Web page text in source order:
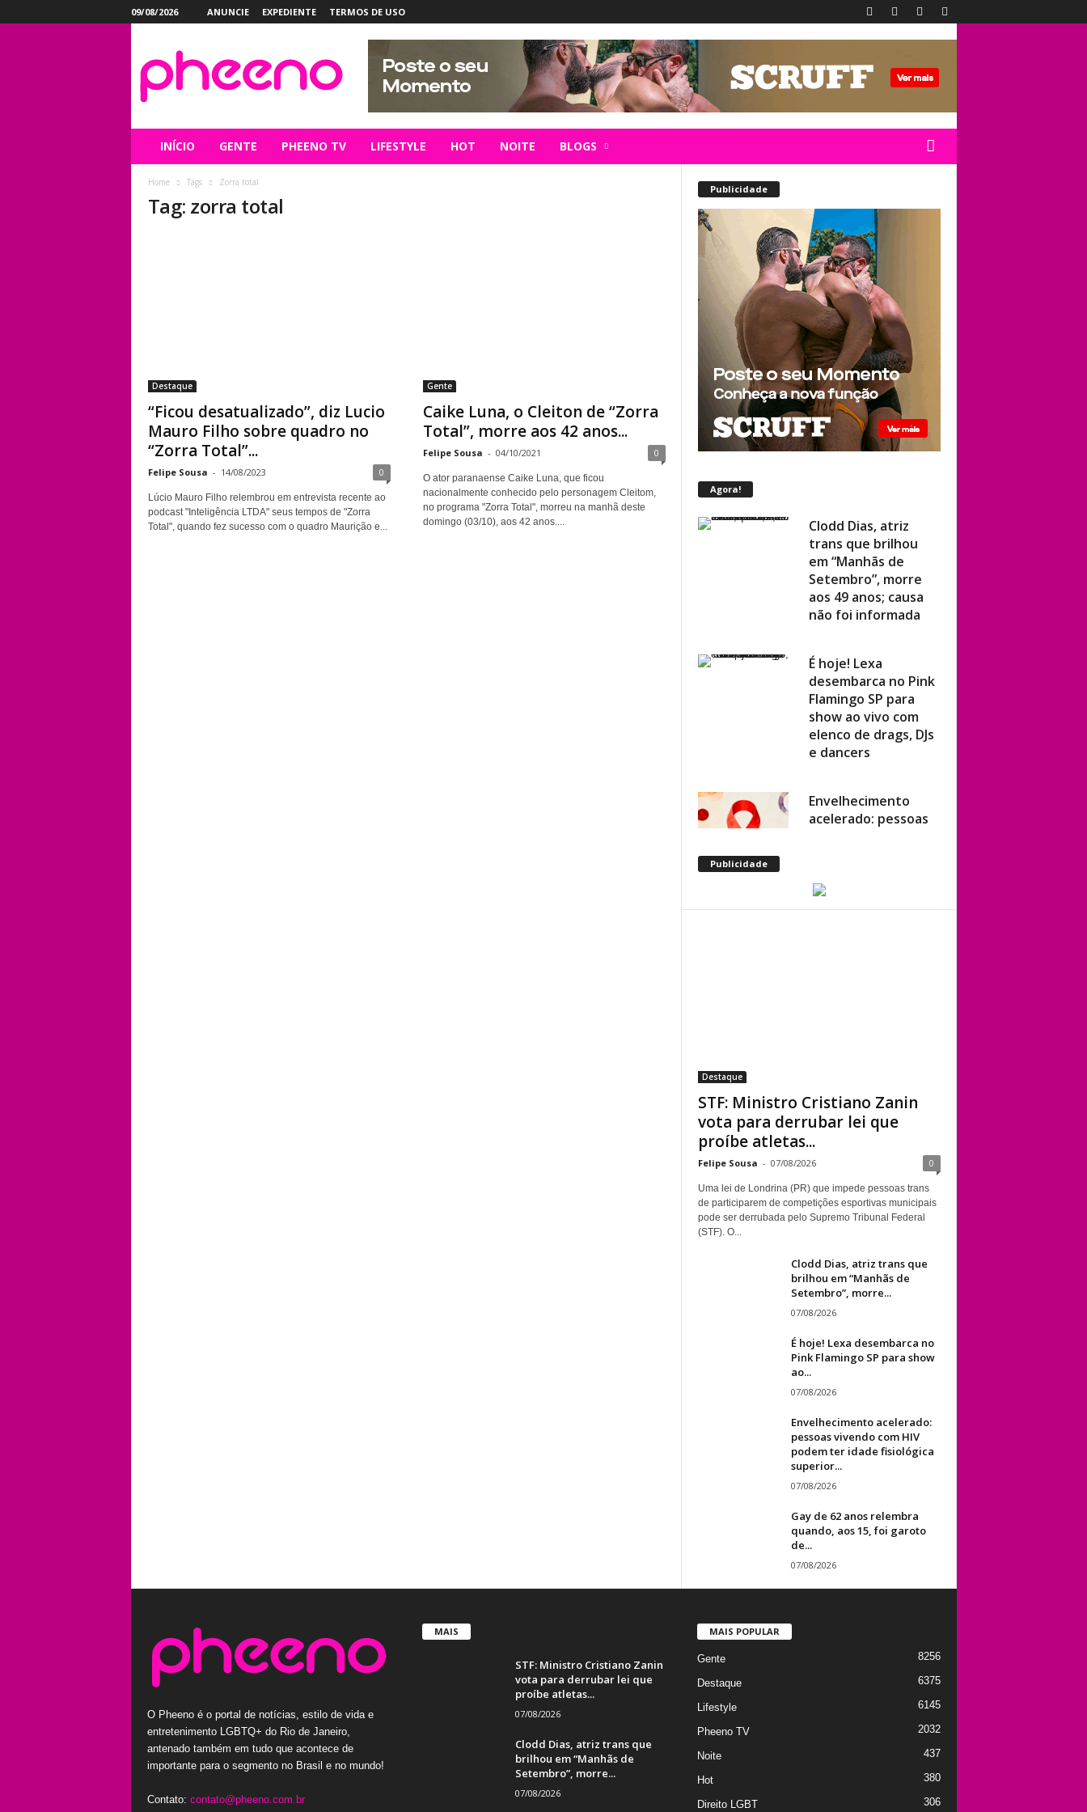
09/08/2026 ANUNCIE EXPEDIENTE TERMOS DE USO
INÍCIO GENTE PHEENO TV LIFESTYLE HOT NOITE BLOGS
Home Tags Zorra total
Tag: zorra total
Destaque
“Ficou desatualizado”, diz Lucio
Mauro Filho sobre quadro no
“Zorra Total”...
Felipe Sousa - 14/08/2023 0
Lúcio Mauro Filho relembrou em entrevista recente ao
podcast "Inteligência LTDA" seus tempos de "Zorra
Total", quando fez sucesso com o quadro Maurição e...
Gente
Caike Luna, o Cleiton de “Zorra
Total”, morre aos 42 anos...
Felipe Sousa - 04/10/2021 0
O ator paranaense Caike Luna, que ficou
nacionalmente conhecido pelo personagem Cleitom,
no programa "Zorra Total", morreu na manhã deste
domingo (03/10), aos 42 anos....
Publicidade
Agora!
Clodd Dias, atriz
trans que brilhou
em “Manhãs de
Setembro”, morre
aos 49 anos; causa
não foi informada
É hoje! Lexa
desembarca no Pink
Flamingo SP para
show ao vivo com
elenco de drags, DJs
e dancers
Envelhecimento
acelerado: pessoas
real, aponta
relatório
STF: Ministro
Cristiano Zanin vota
para derrubar lei
que proíbe atletas
transgênero em
competições de
Publicidade
Destaque
STF: Ministro Cristiano Zanin
vota para derrubar lei que
proíbe atletas...
Felipe Sousa - 07/08/2026 0
Uma lei de Londrina (PR) que impede pessoas trans
de participarem de competições esportivas municipais
pode ser derrubada pelo Supremo Tribunal Federal
(STF). O...
Clodd Dias, atriz trans que
brilhou em “Manhãs de
Setembro”, morre...
07/08/2026
É hoje! Lexa desembarca no
Pink Flamingo SP para show
ao...
07/08/2026
Envelhecimento acelerado:
pessoas vivendo com HIV
podem ter idade fisiológica
superior...
07/08/2026
Gay de 62 anos relembra
quando, aos 15, foi garoto
de...
07/08/2026
O Pheeno é o portal de notícias, estilo de vida e
entretenimento LGBTQ+ do Rio de Janeiro,
antenado também em tudo que acontece de
importante para o segmento no Brasil e no mundo!
Contato: contato@pheeno.com.br
MAIS
STF: Ministro Cristiano Zanin
vota para derrubar lei que
proíbe atletas...
07/08/2026
Clodd Dias, atriz trans que
brilhou em “Manhãs de
Setembro”, morre...
07/08/2026
MAIS POPULAR
Gente 8256
Destaque 6375
Lifestyle 6145
Pheeno TV 2032
Noite 437
Hot 380
Direito LGBT 306